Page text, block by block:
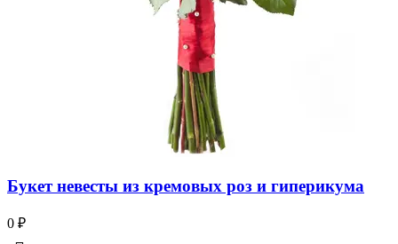
Букет невесты из кремовых роз и гиперикума
0 ₽